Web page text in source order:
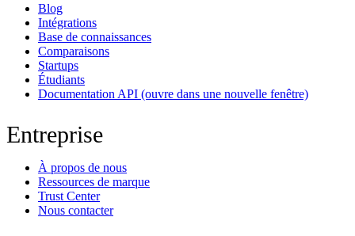
Blog
Intégrations
Base de connaissances
Comparaisons
Startups
Étudiants
Documentation API (ouvre dans une nouvelle fenêtre)
Entreprise
À propos de nous
Ressources de marque
Trust Center
Nous contacter